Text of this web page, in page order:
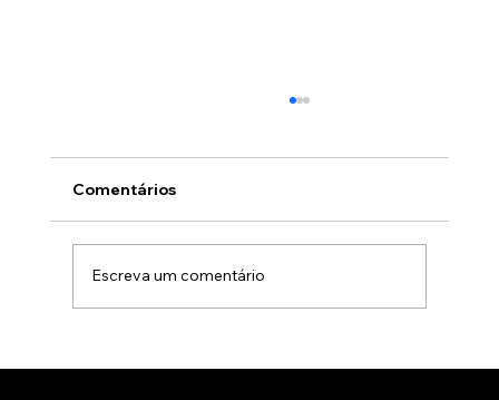
Comentários
Escreva um comentário